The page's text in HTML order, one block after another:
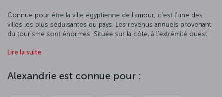
Connue pour être la ville égyptienne de l'amour, c'est l'une des
villes les plus séduisantes du pays. Les revenus annuels provenant
du tourisme sont énormes. Située sur la côte, à l'extrémité ouest
ruines antiques. Pendant des millénaires, Alexandrie a été la capitale
tout simplement dans le monde mystérieux de cette ville
incroyable.
Lire la suite
Alexandrie est connue pour :